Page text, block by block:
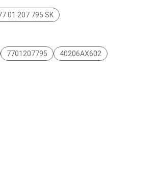
01 207 795 SK
7701207795 40206AX602